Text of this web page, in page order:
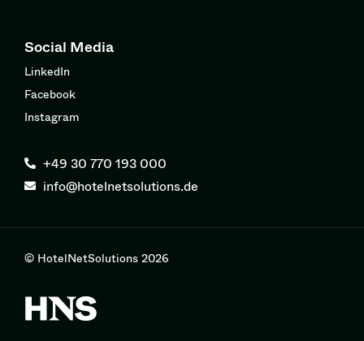
Social Media
LinkedIn
Facebook
Instagram
+49 30 770 193 000
info@hotelnetsolutions.de
© HotelNetSolutions 2026